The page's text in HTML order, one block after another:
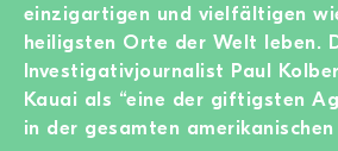
einzigartigen und vielfältigen
heiligsten Orte der Welt leben.
Investigativjournalist Paul
Kauai als “eine der giftigsten
in der gesamten